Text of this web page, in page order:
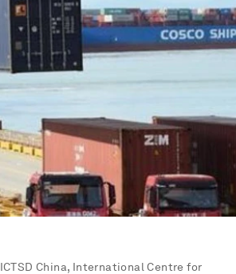
ICTSD China, International Centre for